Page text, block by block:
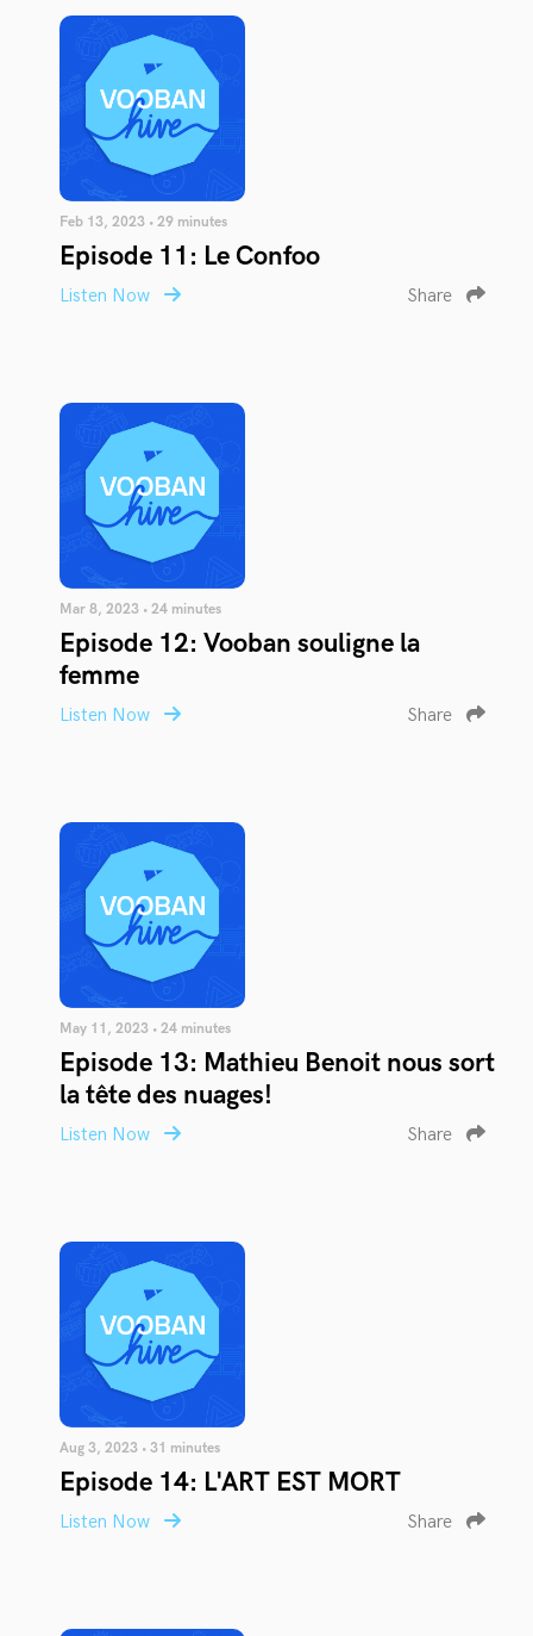
Feb 13, 2023 • 29 minutes
Episode 11: Le Confoo
Listen Now Share
Mar 8, 2023 • 24 minutes
Episode 12: Vooban souligne la
femme
Listen Now Share
May 11, 2023 • 24 minutes
Episode 13: Mathieu Benoit nous sort
la tête des nuages!
Listen Now Share
Aug 3, 2023 • 31 minutes
Episode 14: L'ART EST MORT
Listen Now Share